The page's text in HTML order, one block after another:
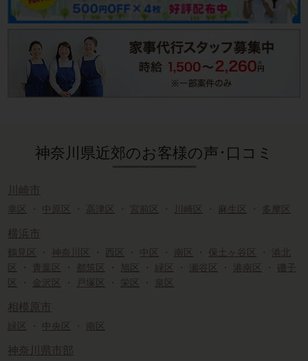
神奈川県近郊のお客様の声･口コミ
川崎市
幸区 ・ 中原区 ・ 高津区 ・ 宮前区 ・ 川崎区 ・ 麻生区 ・ 多摩区
横浜市
鶴見区 ・ 神奈川区 ・ 西区 ・ 中区 ・ 南区 ・ 保土ヶ谷区 ・ 港北
区
・ 青葉区 ・ 都筑区 ・ 旭区 ・ 緑区 ・ 瀬谷区 ・ 港南区 ・ 磯子
区
・ 金沢区 ・ 戸塚区 ・ 栄区 ・ 泉区
相模原市
緑区 ・ 中央区 ・ 南区
神奈川県市部